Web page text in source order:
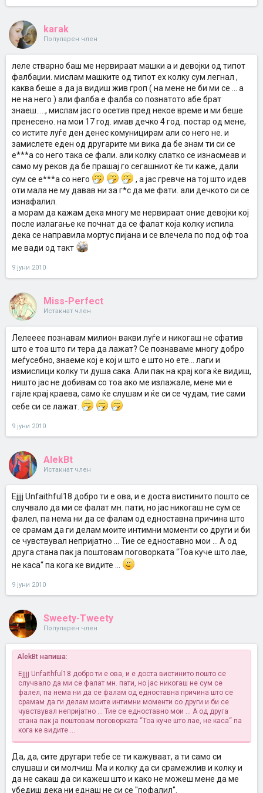
karak
Популарен член
леле стварно баш ме нервираат машки а и девојки од типот
фалбаџии. мислам машките од типот ех колку сум легнал ,
каква беше а да ја видиш жив гроп ( на мене не би ми се ... а
не на него ) али фалба е фалба со познатото абе брат
знаеш....., мислам јас го осетив пред некое време и ми беше
пренесено. на мои 17 год. имав дечко 4 год. постар од мене,
со истите луѓе ден денес комуницирам али со него не. и
замислете еден од другарите ми вика да бе знам ти си се
е***а со него така се фали. али колку слатко се изнасмеав и
само му реков да бе прашај го сегашниот ќе ти каже, дали
сум се е***а со него
, а јас гревче на тој што идев
оти мала не му давав ни за г*с да ме фати. али дечкото си се
изнафалил.
а морам да кажам дека многу ме нервираат оние девојки кој
после излагање ке почнат да се фалат која колку испила
дека се направила мортус пијана и се влечела по под оф тоа
ме вади од такт
9 јуни 2010
Miss-Perfect
Истакнат член
Лелееее познавам милион вакви луѓе и никогаш не сфатив
што е тоа што ги тера да лажат? Се познаваме многу добро
меѓусебно, знаеме кој е кој и што е што но ете... лаги и
измислици колку ти душа сака. Али пак на крај кога ќе видиш,
ништо јас не добивам со тоа ако ме излажале, мене ми е
гајле крај краева, само ќе слушам и ќе си се чудам, тие сами
себе си се лажат.
9 јуни 2010
AlekBt
Истакнат член
Ејјјј Unfaithful18 добро ти е ова, и е доста вистинито пошто се
случвало да ми се фалат мн. пати, но јас никогаш не сум се
фалел, па нема ни да се фалам од едноставна причина што
се срамам да ги делам моите интимни моменти со други и би
се чувствувал непријатно ... Тие се едноставно мои ... А од
друга стана пак ја поштовам поговорката “Тоа куче што лае,
не каса“ па кога ке видите ...
9 јуни 2010
Sweety-Tweety
Популарен член
AlekBt напиша:
Ејјјј Unfaithful18 добро ти е ова, и е доста вистинито пошто се
случвало да ми се фалат мн. пати, но јас никогаш не сум се
фалел, па нема ни да се фалам од едноставна причина што се
срамам да ги делам моите интимни моменти со други и би се
чувствувал непријатно ... Тие се едноставно мои ... А од друга
стана пак ја поштовам поговорката “Тоа куче што лае, не каса“ па
кога ке видите ...
Да, да, сите другари тебе се ти кажуваат, а ти само си
слушаш и си молчиш. Ма и колку да си срамежлив и колку и
да не сакаш да си кажеш што и како не можеш мене да ме
убедиш дека ни еднаш не си се ''пофалил''.